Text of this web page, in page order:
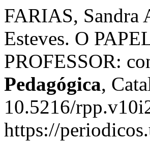
FARIAS,
Esteves. O
PROFESSOR:
Pedagógica,
10.5216/
https://